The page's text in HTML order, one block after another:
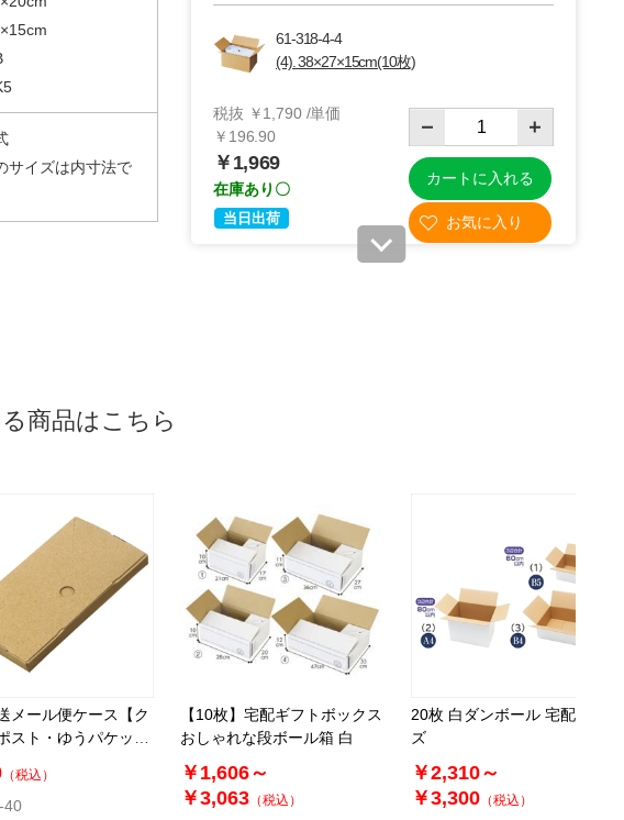
サイズは内寸法で
61-318-4-4
(4). 38×27×15cm(10枚)
税抜 ￥1,790 /単価
￥196.90
￥1,969
在庫あり〇
当日出荷
カートに入れる
61-318-4-6
(6). 31×22×7cm(30枚)
税抜 ￥3,390 /単価
￥124.30
61-318-4-7
商品はこちら
メール便ケース【ク
スト・ゆうパケッ
[長3]
（税込）
40
【10枚】宅配ギフトボックス
おしゃれな段ボール箱 白
￥1,606～
￥3,063 （税込）
20枚 白ダンボール 宅配サイ
ズ
￥2,310～
￥3,300 （税込）